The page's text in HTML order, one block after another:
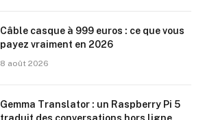
Câble casque à 999 euros : ce que vous
payez vraiment en 2026
8 août 2026
Gemma Translator : un Raspberry Pi 5